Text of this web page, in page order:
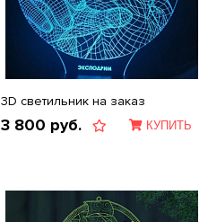
3D светильник на заказ
3 800 руб. КУПИТЬ